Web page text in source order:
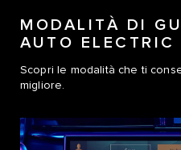
MODALITÀ DI
AUTO ELECTRIC
Scopri le modalità che ti
migliore.